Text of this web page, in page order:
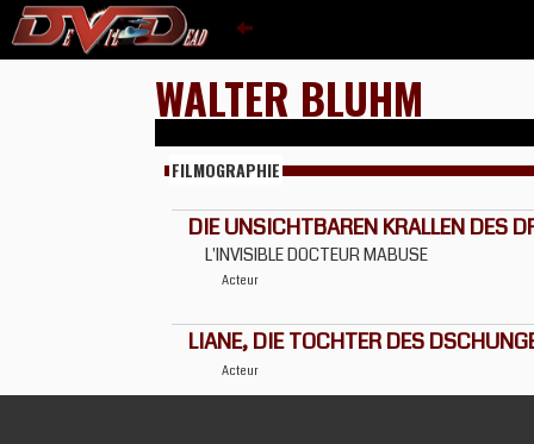
WALTER BLUHM
FILMOGRAPHIE
DIE UNSICHTBAREN KRALLEN DES
L'INVISIBLE DOCTEUR MABUSE
Acteur
LIANE, DIE TOCHTER DES
Acteur